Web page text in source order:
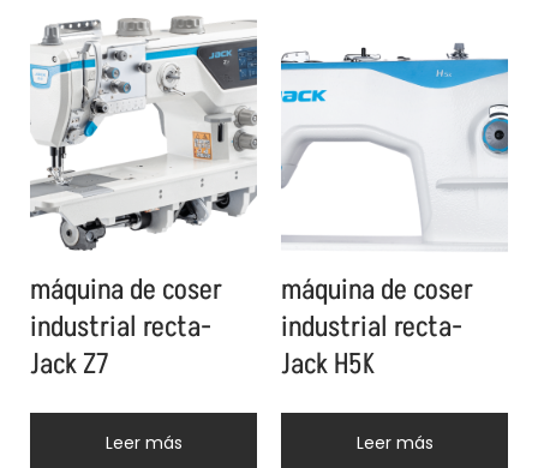
máquina de coser
industrial recta-
Jack Z7
Leer más
máquina de coser
industrial recta-
Jack H5K
Leer más